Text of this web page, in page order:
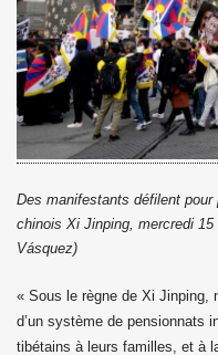
Des manifestants défilent pour
chinois Xi Jinping, mercredi
Vásquez)
« Sous le règne de Xi Jinping,
d’un système de pensionnats
tibétains à leurs familles, et à